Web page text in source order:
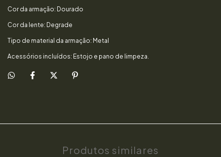
Cor da armação: Dourado
Cor da lente: Degrade
Tipo de material da armação: Metal
Acessórios incluídos: Estojo e pano de limpeza.
Produtos similares